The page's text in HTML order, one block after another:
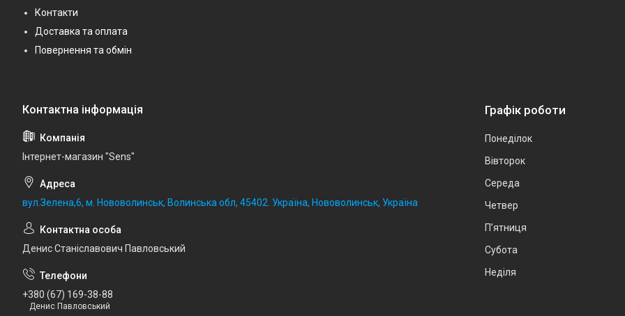
Контакти
Доставка та оплата
Повернення та обмін
Iнтернет-магазин "Sens"
вул.Зелена,6, м. Нововолинськ, Волинська обл, 45402. Україна, Нововолинськ, Україна
Денис Станіславович Павловський
+380 (67) 169-38-88
Денис Павловський
Графік роботи
Понеділок
Вівторок
Середа
Четвер
Пʼятниця
Субота
Неділя